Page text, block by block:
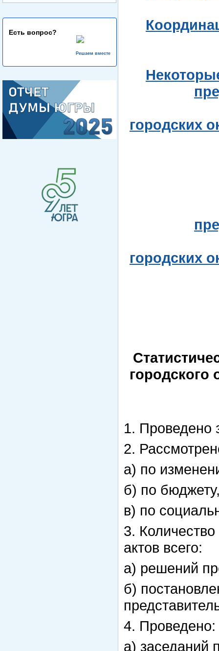
Есть вопрос?
Решаем вместе
городских
городских
городского
1. Проведено
2.
а) по
б) по
в) по
3.
актов всего:
а) решений
б)
4. Проведено:
а) заседаний